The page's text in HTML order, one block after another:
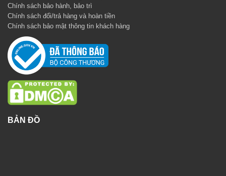
Chính sách bảo hành, bảo trì
Chính sách đổi/trả hàng và hoàn tiền
Chính sách bảo mật thông tin khách hàng
BẢN ĐỒ